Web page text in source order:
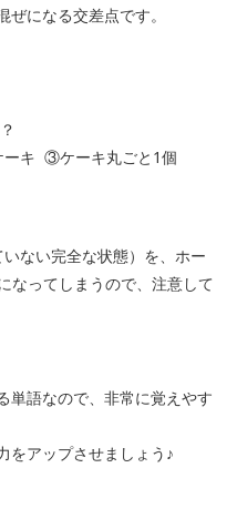
になる交差点です。
キ ③ケーキ丸ごと1個
ない完全な状態）を、ホー
なってしまうので、注意して
単語なので、非常に覚えやす
をアップさせましょう♪